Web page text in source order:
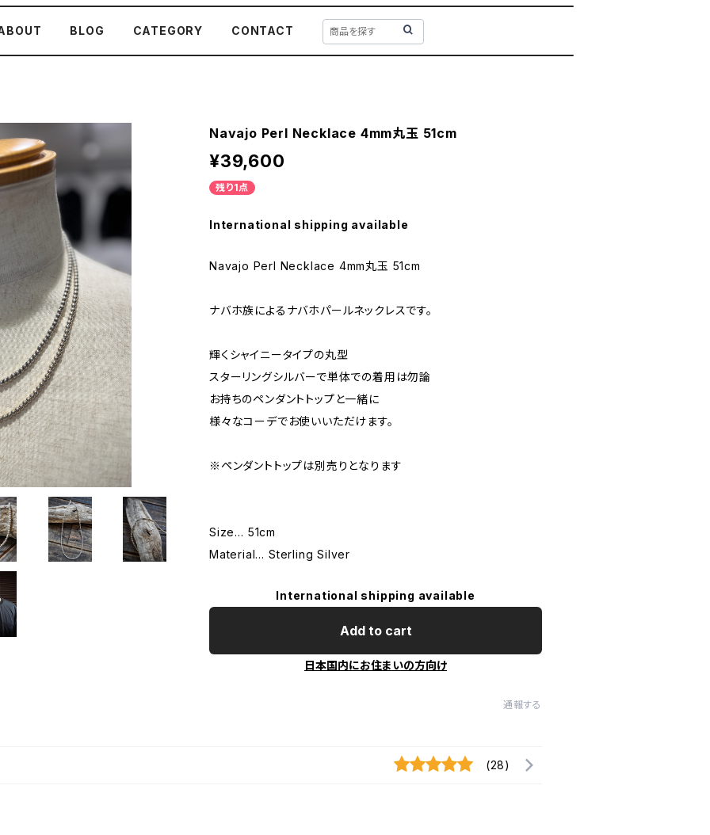
BLOG CATEGORY CONTACT
Navajo Perl Necklace 4mm丸玉 51cm
¥39,600
残り1点
International shipping available
Navajo Perl Necklace 4mm丸玉 51cm
ナバホ族によるナバホパールネックレスです。
輝くシャイニータイプの丸型
スターリングシルバーで単体での着用は勿論
お持ちのペンダントトップと一緒に
様々なコーデでお使いいただけます。
※ペンダントトップは別売りとなります
Size… 51cm
Material… Sterling Silver
International shipping available
Add to cart
日本国内にお住まいの方向け
通報する
(28)